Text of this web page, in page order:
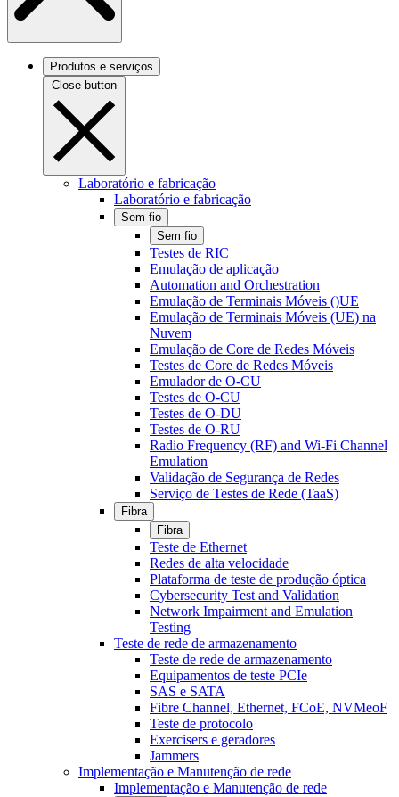
Produtos e serviços
Close button
Laboratório e fabricação
Laboratório e fabricação
Sem fio
Sem fio
Testes de RIC
Emulação de aplicação
Automation and Orchestration
Emulação de Terminais Móveis ()UE
Emulação de Terminais Móveis (UE) na
Nuvem
Emulação de Core de Redes Móveis
Testes de Core de Redes Móveis
Emulador de O-CU
Testes de O-CU
Testes de O-DU
Testes de O-RU
Radio Frequency (RF) and Wi-Fi Channel
Emulation
Validação de Segurança de Redes
Serviço de Testes de Rede (TaaS)
Fibra
Fibra
Teste de Ethernet
Redes de alta velocidade
Plataforma de teste de produção óptica
Cybersecurity Test and Validation
Network Impairment and Emulation
Testing
Teste de rede de armazenamento
Teste de rede de armazenamento
Equipamentos de teste PCIe
SAS e SATA
Fibre Channel, Ethernet, FCoE, NVMeoF
Teste de protocolo
Exercisers e geradores
Jammers
Implementação e Manutenção de rede
Implementação e Manutenção de rede